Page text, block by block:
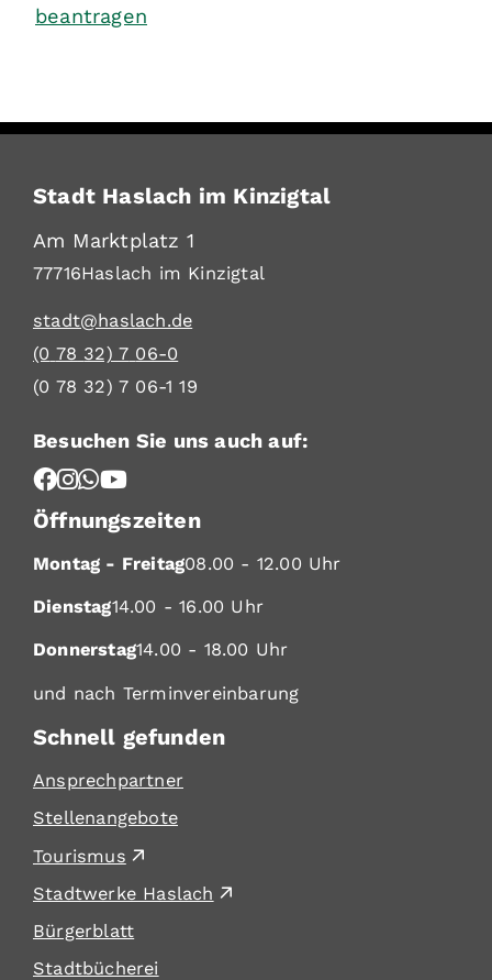
beantragen
Stadt Haslach im Kinzigtal
Am Marktplatz 1
77716Haslach im Kinzigtal
stadt@haslach.de
(0 78 32) 7 06-0
(0 78 32) 7 06-1 19
Besuchen Sie uns auch auf:
Öffnungszeiten
Montag - Freitag08.00 - 12.00 Uhr
Dienstag14.00 - 16.00 Uhr
Donnerstag14.00 - 18.00 Uhr
und nach Terminvereinbarung
Schnell gefunden
Ansprechpartner
Stellenangebote
Tourismus
Stadtwerke Haslach
Bürgerblatt
Stadtbücherei